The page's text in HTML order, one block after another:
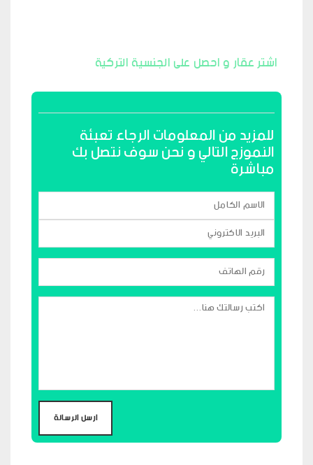
اشتر عقار و احصل على الجنسية التركية
للمزيد من المعلومات الرجاء تعبئة
النموزج التالي و نحن سوف نتصل بك
مباشرة